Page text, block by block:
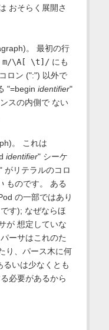
おそらく展開さ
。 最初の行
m/\A[ \t]/にも
ロン (":") 以外で
"=begin identifier"
スの内側で ない
。 これは
identifier" シーケ
がリテラルのコロ
ものです。 ある
の一部ではあり
す); なぜならほ
が 想定していな
ーサはこれのた
り、パース木に何
るいは少なくとも
必要があるから